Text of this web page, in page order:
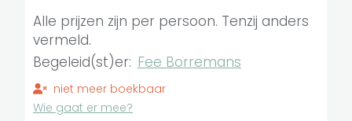
Alle prijzen zijn per persoon. Tenzij anders
vermeld.
Begeleid(st)er: Fee Borremans
niet meer boekbaar
Wie gaat er mee?